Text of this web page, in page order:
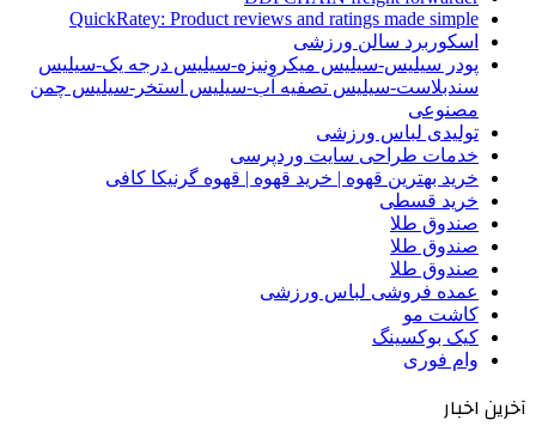
QuickRatey: Product reviews and ratings made simple
اسکوربرد سالن ورزشی
پودر سیلیس-سیلیس میکرونیزه-سیلیس درجه یک-سیلیس
سندبلاست-سیلیس تصفیه آب-سیلیس استخر-سیلیس چمن
مصنوعی
تولیدی لباس ورزشی
خدمات طراحی سایت وردپرسی
خرید بهترین قهوه | خرید قهوه | قهوه گرنیکا کافی
خرید قسطی
صندوق طلا
صندوق طلا
صندوق طلا
عمده فروشی لباس ورزشی
کاشت مو
کیک بوکسینگ
وام فوری
آخرین اخبار